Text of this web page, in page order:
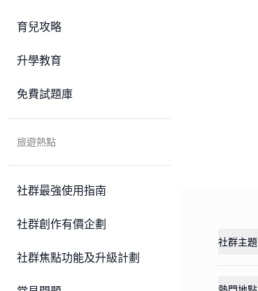
育兒攻略
升學教育
免費試題庫
旅遊熱點
社群最強使用指南
社群創作有價企劃
社群焦點功能及升級計劃
社群主題